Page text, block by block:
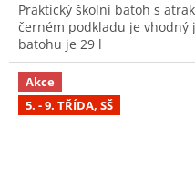
Praktický školní batoh s
černém podkladu je vhodný
batohu je 29 l
Akce
5. - 9. TŘÍDA, SŠ